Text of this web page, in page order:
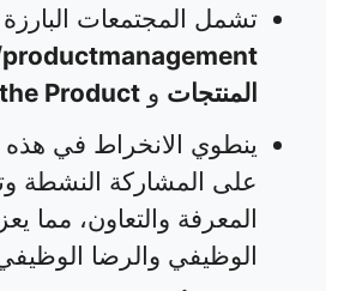
تشمل المجتمعات البارزة
المنتجات و Product
ينطوي الانخراط في هذه
على المشاركة النشطة
المعرفة والتعاون، مما
الوظيفي والرضا